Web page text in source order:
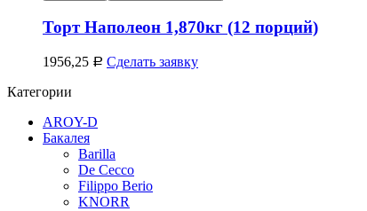
Торт Наполеон 1,870кг (12 порций)
1956,25 Р Сделать заявку
Категории
AROY-D
Бакалея
Barilla
De Cecco
Filippo Berio
KNORR